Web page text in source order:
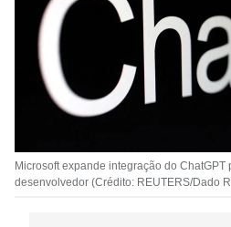
Microsoft expande integração do ChatGPT
desenvolvedor (Crédito: REUTERS/Dado